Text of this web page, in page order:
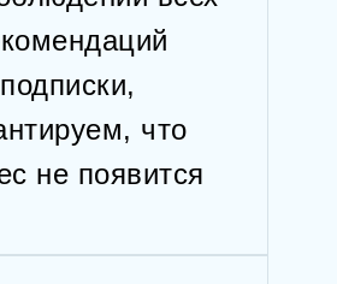
подписки,
что
не появится